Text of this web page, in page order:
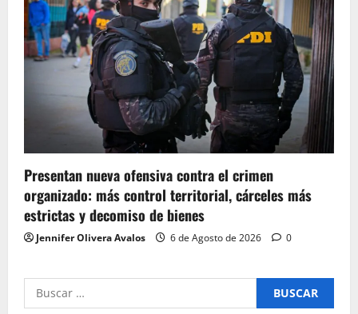
Presentan nueva ofensiva contra el crimen
organizado: más control territorial, cárceles más
estrictas y decomiso de bienes
Jennifer Olivera Avalos 6 de Agosto de 2026 0
Buscar
por: